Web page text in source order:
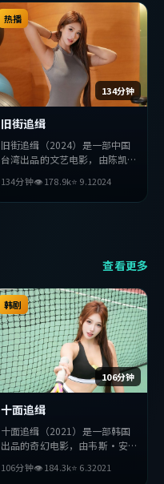
奏张弛有度，适合喜欢该类型的
观众完整观看。
134分钟
热播
旧街追缉
旧街追缉（2024）是一部中国
台湾出品的文艺电影，由陈凯歌
主演。影片在叙事与视听上力求
突破，探讨人性与抉择，节奏张
134分钟👁178.9k⭐ 9.12024
查看更多
106分钟
韩剧
十面追缉
十面追缉（2021）是一部韩国
出品的奇幻电影，由韦斯·安
宪等主演。影片在叙事与视听上
106分钟👁184.3k⭐ 6.32021